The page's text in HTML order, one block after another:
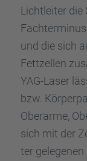
Licht­lei­ter die
und die sich
Fettzel­len
YAG-Laser
bzw.
Oberarme,
sich mit der
ter